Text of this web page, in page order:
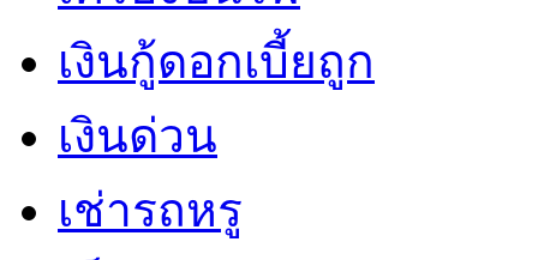
เงินกู้ดอกเบี้ยถูก
เงินด่วน
เช่ารถหรู